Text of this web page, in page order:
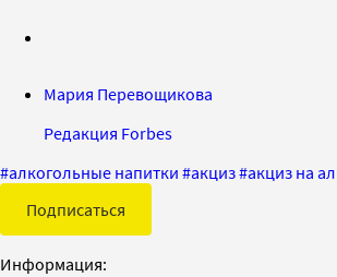
Мария Перевощикова
Редакция Forbes
#алкогольные напитки #акциз#акциз на
Подписаться
Информация: